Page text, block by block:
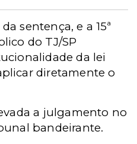
sentença, e a 15ª
do TJ/SP
da lei
diretamente o
a julgamento no
bandeirante.